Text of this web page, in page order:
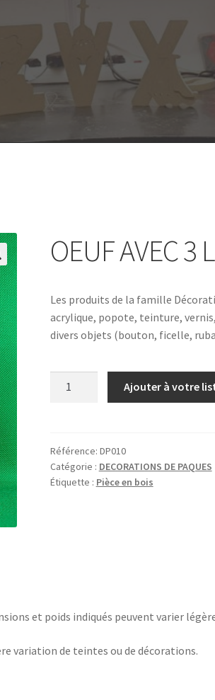
OEUF AVEC 3
Les produits de la famille
acrylique, popote, teinture,
divers objets (bouton, ficelle,
3
LAPINS
Ajouter à votre
Référence: DP010
Catégorie : DECORATIONS DE PAQUES
Étiquette : Pièce en bois
et poids indiqués peuvent varier
variation de teintes ou de décorations.